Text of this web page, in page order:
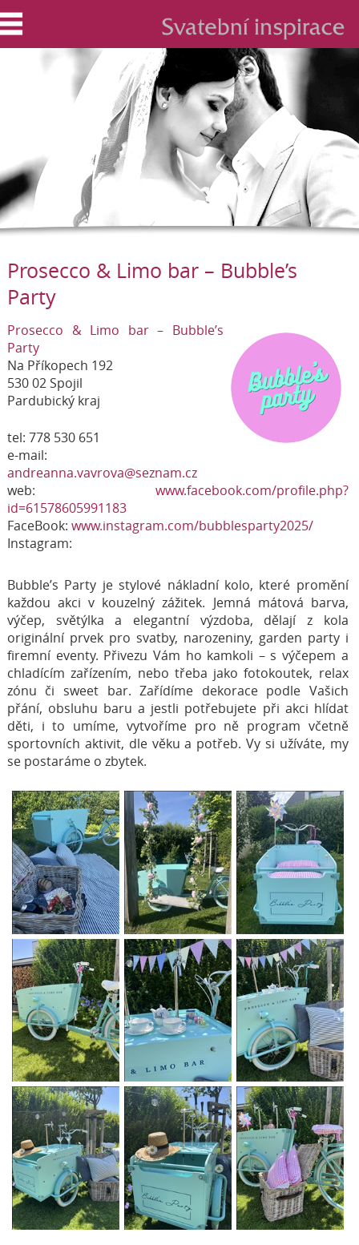
Prosecco & Limo bar – Bubble’s
Party
Prosecco & Limo bar – Bubble’s
Party
Na Příkopech 192
530 02 Spojil
Pardubický kraj
tel: 778 530 651
e-mail:
andreanna.vavrova@seznam.cz
web: www.facebook.com/profile.php?
id=61578605991183
FaceBook: www.instagram.com/bubblesparty2025/
Instagram:
Bubble’s Party je stylové nákladní kolo, které promění
každou akci v kouzelný zážitek. Jemná mátová barva,
výčep, světýlka a elegantní výzdoba, dělají z kola
originální prvek pro svatby, narozeniny, garden party i
firemní eventy. Přivezu Vám ho kamkoli – s výčepem a
chladícím zařízením, nebo třeba jako fotokoutek, relax
zónu či sweet bar. Zařídíme dekorace podle Vašich
přání, obsluhu baru a jestli potřebujete při akci hlídat
děti, i to umíme, vytvoříme pro ně program včetně
sportovních aktivit, dle věku a potřeb. Vy si užíváte, my
se postaráme o zbytek.